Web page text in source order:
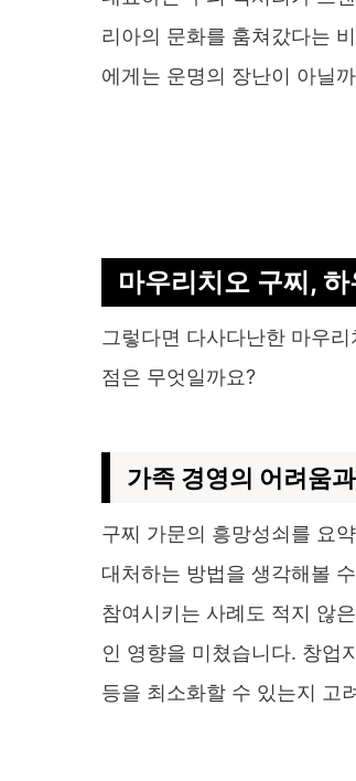
리아의 문화를 훔쳐갔다는
에게는 운명의 장난이 아닐
마우리치오 구찌,
그렇다면 다사다난한 마우
점은 무엇일까요?
가족 경영의 어려움
구찌 가문의 흥망성쇠를 요
대처하는 방법을 생각해볼
참여시키는 사례도 적지 않
인 영향을 미쳤습니다. 창업
등을 최소화할 수 있는지 고